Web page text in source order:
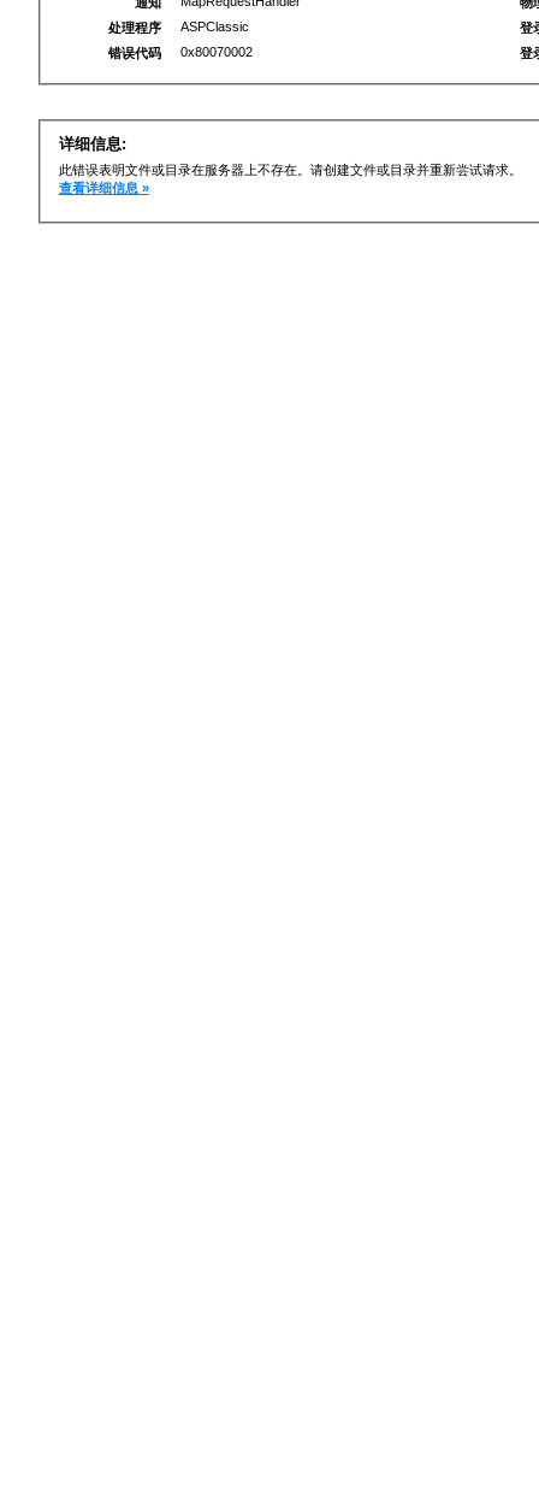
处理程序
ASPClassic
错误代码
0x80070002
登
登
详细信息:
此错误表明文件或目录在服务器上不存在。请创建文件或目录并重新尝试请求。
查看详细信息 »